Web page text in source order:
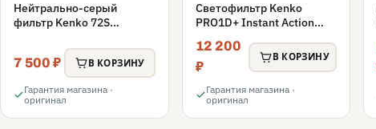
Нейтрально-серый
фильтр Kenko 72S
7 500 ₽ В КОРЗИНУ
Гарантия магазина ·
оригинал
Светофильтр Kenko
PRO1D+ Instant Action
переменной плотности
72mm
12 200
₽
В КОРЗИНУ
Гарантия магазина ·
оригинал